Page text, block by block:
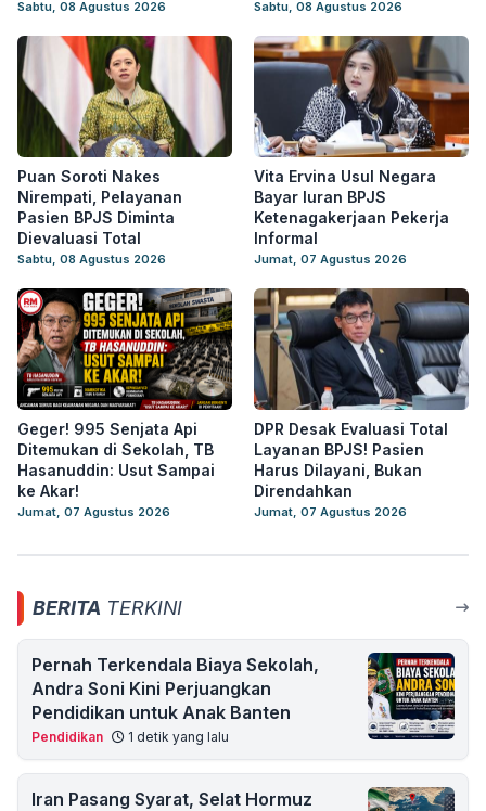
Sabtu, 08 Agustus 2026 Sabtu, 08 Agustus 2026
Puan Soroti Nakes
Nirempati, Pelayanan
Pasien BPJS Diminta
Dievaluasi Total
Sabtu, 08 Agustus 2026
Vita Ervina Usul Negara
Bayar Iuran BPJS
Ketenagakerjaan Pekerja
Informal
Jumat, 07 Agustus 2026
Geger! 995 Senjata Api
Ditemukan di Sekolah, TB
Hasanuddin: Usut Sampai
ke Akar!
Jumat, 07 Agustus 2026
DPR Desak Evaluasi Total
Layanan BPJS! Pasien
Harus Dilayani, Bukan
Direndahkan
Jumat, 07 Agustus 2026
BERITA TERKINI
Pernah Terkendala Biaya Sekolah,
Andra Soni Kini Perjuangkan
Pendidikan untuk Anak Banten
Pendidikan 1 detik yang lalu
Iran Pasang Syarat, Selat Hormuz